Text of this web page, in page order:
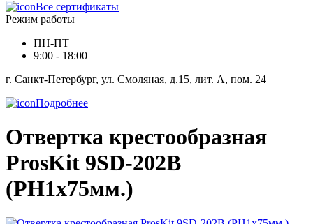
Все сертификаты
Режим работы
ПН-ПТ
9:00 - 18:00
г. Санкт-Петербург, ул. Смоляная, д.15, лит. А, пом. 24
Подробнее
Отвертка крестообразная
ProsKit 9SD-202B
(PH1x75мм.)